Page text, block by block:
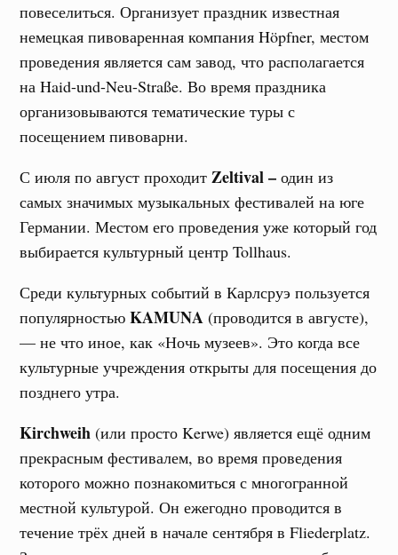
повеселиться. Организует праздник известная
немецкая пивоваренная компания Höpfner, местом
проведения является сам завод, что располагается
на Haid-und-Neu-Straße. Во время праздника
организовываются тематические туры с
посещением пивоварни.
С июля по август проходитZeltival – один из
самых значимых музыкальных фестивалей на юге
Германии. Местом его проведения уже который год
выбирается культурный центр Tollhaus.
Среди культурных событий в Карлсруэ пользуется
популярностьюKAMUNA (проводится в августе),
— не что иное, как «Ночь музеев». Это когда все
культурные учреждения открыты для посещения до
позднего утра.
Kirchweih (или просто Kerwe) является ещё одним
прекрасным фестивалем, во время проведения
которого можно познакомиться с многогранной
местной культурой. Он ежегодно проводится в
течение трёх дней в начале сентября в Fliederplatz.